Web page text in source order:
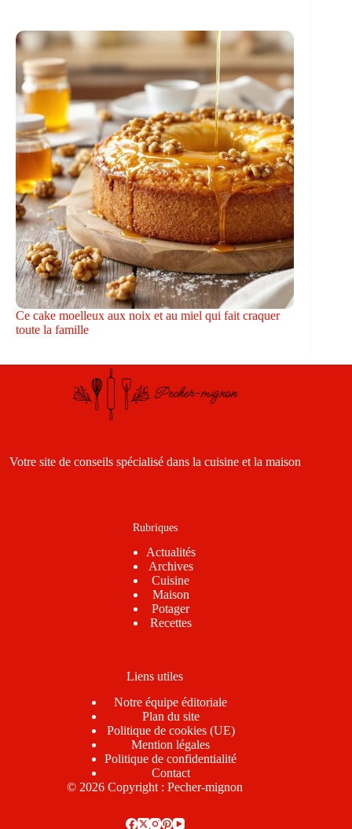
Ce cake moelleux aux noix et au miel qui fait craquer
toute la famille
Votre site de conseils spécialisé dans la cuisine et la maison
Rubriques
Actualités
Archives
Cuisine
Maison
Potager
Recettes
Liens utiles
Notre équipe éditoriale
Plan du site
Politique de cookies (UE)
Mention légales
Politique de confidentialité
Contact
© 2026 Copyright : Pecher-mignon